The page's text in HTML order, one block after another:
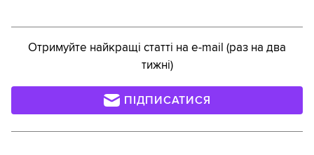
Отримуйте найкращі статті на e-mail (раз на два
тижні)
ПІДПИСАТИСЯ